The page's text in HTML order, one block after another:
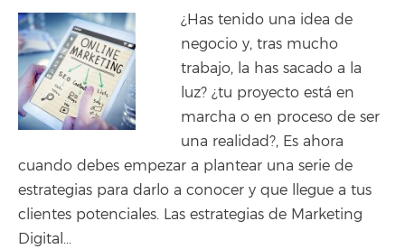
¿Has tenido una idea de
negocio y, tras mucho
trabajo, la has sacado a la
luz? ¿tu proyecto está en
marcha o en proceso de ser
una realidad?, Es ahora
cuando debes empezar a plantear una serie de
estrategias para darlo a conocer y que llegue a tus
clientes potenciales. Las estrategias de Marketing
Digital...